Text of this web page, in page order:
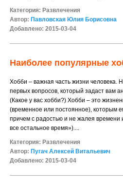
Категория: Развлечения
Автор: Павловская Юлия Борисовна
Добавлено: 2015-03-04
Наиболее популярные
Хобби – важная часть жизни человека.
первых вопросов, который задаст вам
(Какое у вас хобби?) Хобби – это
(временное или постоянное), которым
причем с радостью и не жалея времени
все остальное время»)....
Категория: Развлечения
Автор: Пугач Алексей Витальевич
Добавлено: 2015-03-04